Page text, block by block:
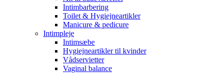
Intimbarbering
Toilet & Hygiejneartikler
Manicure & pedicure
Intimpleje
Intimsæbe
Hygiejneartikler til kvinder
Vådservietter
Vaginal balance